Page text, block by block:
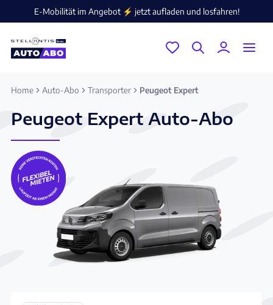
E-Mobilität im Angebot ⚡️ jetzt aufladen und losfahren!
Home Auto-Abo Transporter Peugeot Expert
Peugeot Expert Auto-Abo